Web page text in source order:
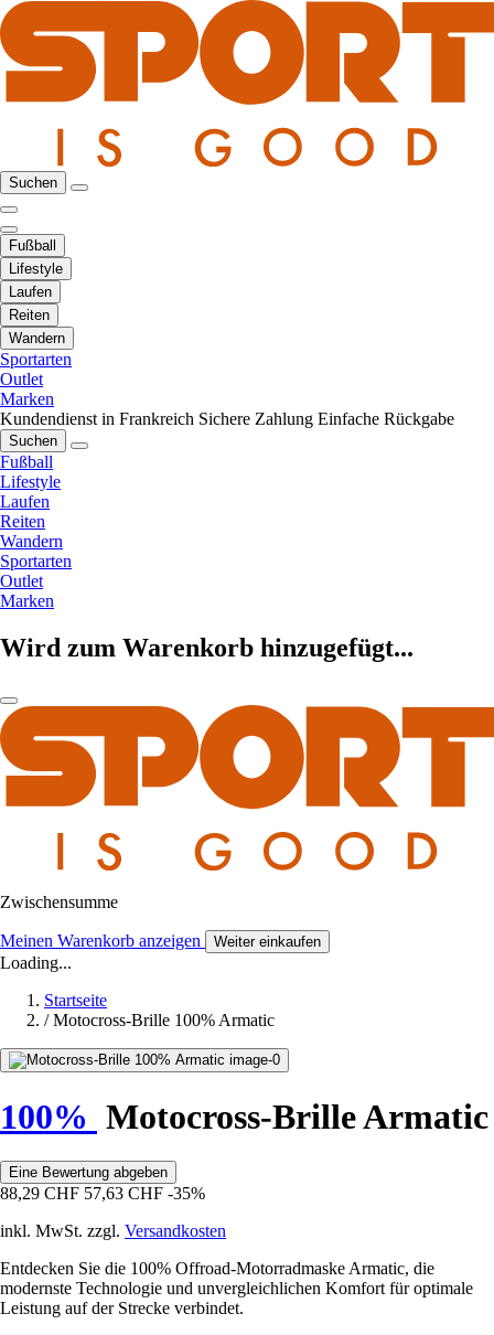
Suchen
Fußball
Lifestyle
Laufen
Reiten
Wandern
Sportarten
Outlet
Marken
Kundendienst in Frankreich Sichere Zahlung Einfache Rückgabe
Suchen
Fußball
Lifestyle
Laufen
Reiten
Wandern
Sportarten
Outlet
Marken
Wird zum Warenkorb hinzugefügt...
Zwischensumme
Meinen Warenkorb anzeigen Weiter einkaufen
Loading...
Startseite
/ Motocross-Brille 100% Armatic
100% Motocross-Brille Armatic
Eine Bewertung abgeben
88,29 CHF 57,63 CHF -35%
inkl. MwSt. zzgl. Versandkosten
Entdecken Sie die 100% Offroad-Motorradmaske Armatic, die
modernste Technologie und unvergleichlichen Komfort für optimale
Leistung auf der Strecke verbindet.